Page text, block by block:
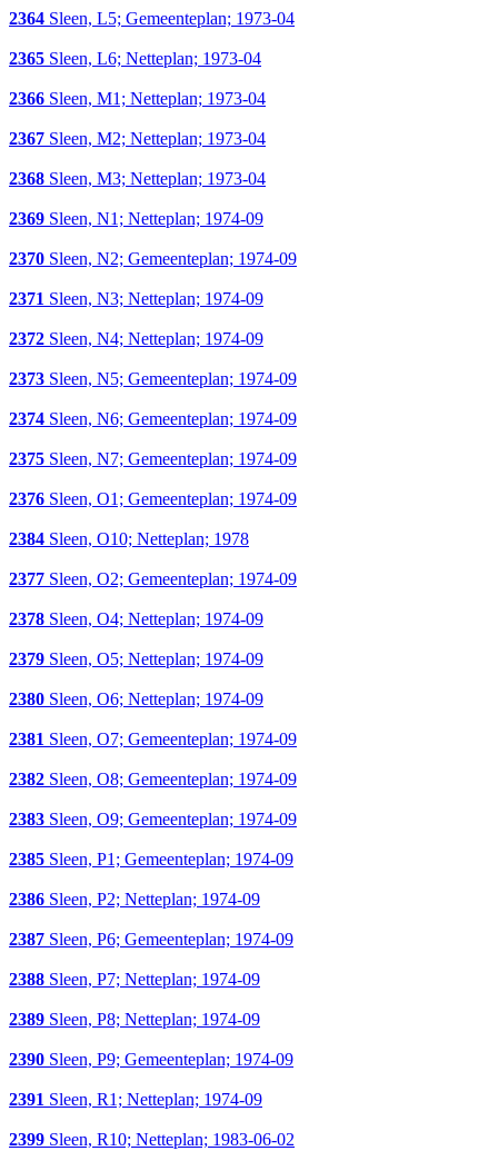
2364 Sleen, L5; Gemeenteplan; 1973-04
2365 Sleen, L6; Netteplan; 1973-04
2366 Sleen, M1; Netteplan; 1973-04
2367 Sleen, M2; Netteplan; 1973-04
2368 Sleen, M3; Netteplan; 1973-04
2369 Sleen, N1; Netteplan; 1974-09
2370 Sleen, N2; Gemeenteplan; 1974-09
2371 Sleen, N3; Netteplan; 1974-09
2372 Sleen, N4; Netteplan; 1974-09
2373 Sleen, N5; Gemeenteplan; 1974-09
2374 Sleen, N6; Gemeenteplan; 1974-09
2375 Sleen, N7; Gemeenteplan; 1974-09
2376 Sleen, O1; Gemeenteplan; 1974-09
2384 Sleen, O10; Netteplan; 1978
2377 Sleen, O2; Gemeenteplan; 1974-09
2378 Sleen, O4; Netteplan; 1974-09
2379 Sleen, O5; Netteplan; 1974-09
2380 Sleen, O6; Netteplan; 1974-09
2381 Sleen, O7; Gemeenteplan; 1974-09
2382 Sleen, O8; Gemeenteplan; 1974-09
2383 Sleen, O9; Gemeenteplan; 1974-09
2385 Sleen, P1; Gemeenteplan; 1974-09
2386 Sleen, P2; Netteplan; 1974-09
2387 Sleen, P6; Gemeenteplan; 1974-09
2388 Sleen, P7; Netteplan; 1974-09
2389 Sleen, P8; Netteplan; 1974-09
2390 Sleen, P9; Gemeenteplan; 1974-09
2391 Sleen, R1; Netteplan; 1974-09
2399 Sleen, R10; Netteplan; 1983-06-02